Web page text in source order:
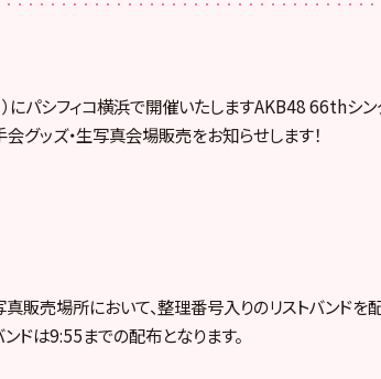
）にパシフィコ横浜で開催いたしますAKB48 66thシ
ッズ・生写真会場販売をお知らせします！
販売場所において、整理番号入りのリストバンドを
は9:55までの配布となります。